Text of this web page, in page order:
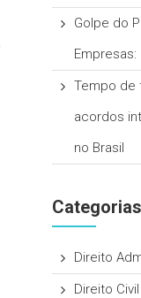
Golpe do
Tempo de
acordos
no Brasil
Categorias
Direito
Direito Civil